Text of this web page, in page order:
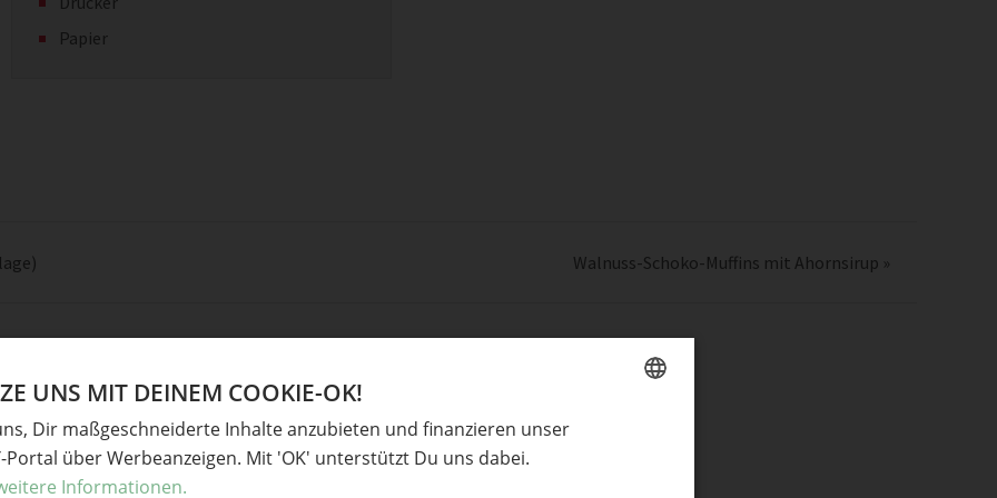
Papier
Walnuss-Schoko-Muffins mit Ahornsirup »
UNS MIT DEINEM COOKIE-OK!
Dir maßgeschneiderte Inhalte anzubieten und finanzieren unser
Portal über Werbeanzeigen. Mit 'OK' unterstützt Du uns dabei.
Informationen.